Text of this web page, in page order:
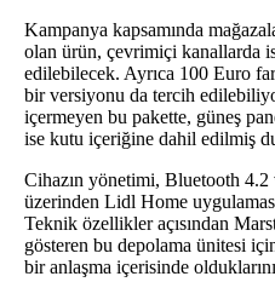
Kampanya kapsamında
olan ürün, çevrimiçi kanallarda
edilebilecek. Ayrıca 100 Euro
bir versiyonu da tercih
içermeyen bu pakette, güneş
ise kutu içeriğine dahil edilmiş
Cihazın yönetimi, Bluetooth 4.2
üzerinden Lidl Home
Teknik özellikler açısından
gösteren bu depolama ünitesi
bir anlaşma içerisinde